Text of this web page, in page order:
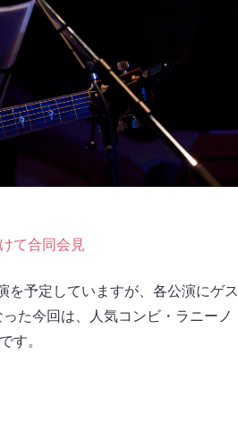
て合同会見
を予定していますが、各公演にゲス
た今回は、人気コンビ・ラニーノ
す。